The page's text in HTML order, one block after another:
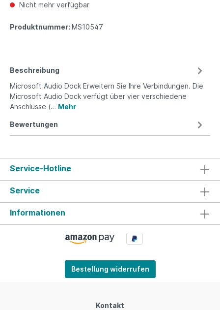
Nicht mehr verfügbar
Produktnummer: MS10547
Beschreibung
Microsoft Audio Dock Erweitern Sie Ihre Verbindungen. Die
Microsoft Audio Dock verfügt über vier verschiedene
Anschlüsse (… Mehr
Bewertungen
Service-Hotline
Service
Informationen
Bestellung widerrufen
Kontakt